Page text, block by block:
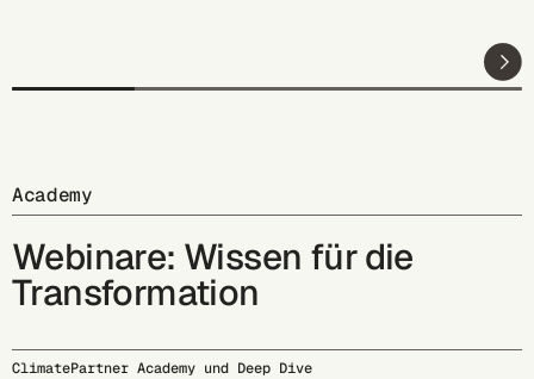
Academy
Webinare: Wissen für die
Transformation
ClimatePartner Academy und Deep Dive